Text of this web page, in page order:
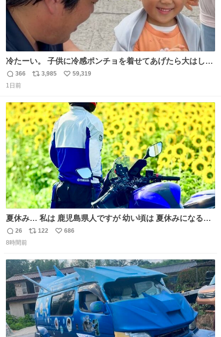
冷たーい。 子供に冷感ポンチョを着せてあげたら大はしゃ
ぎで喜んでくれました。 こんな素敵な代物を提供してくれ
た山口県の恩師に感謝。
返
信
366
リ
ト
数
3,985
い
数
59,319
1日前
夏休み… 私は 鹿児島県人ですが 幼い頃は 夏休みになると
母の郷… 山梨へ遊びに行くのが楽しみでした 母の実家へ 1
ヶ月近く泊まって … … 今の私は 医療従事者 お盆休み？ﾅﾆ
景 淡い記憶 そんな思い出の風景… ありますか？
返
信
26
リ
ト
数
122
い
数
686
8時間前